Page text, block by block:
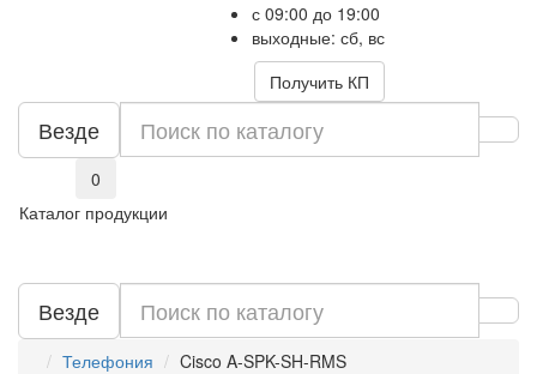
с 09:00 до 19:00
выходные: сб, вс
Получить КП
Везде
0
Каталог продукции
Везде
Телефония Cisco A-SPK-SH-RMS